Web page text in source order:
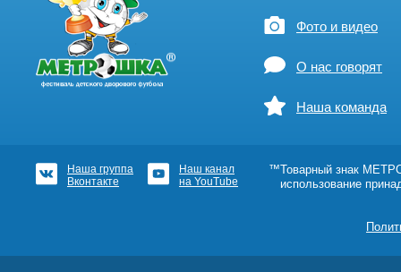
Фото и видео
О нас говорят
Наша команда
Наша группа
Вконтакте
Наш канал
на YouTube
™Товарный знак
использование